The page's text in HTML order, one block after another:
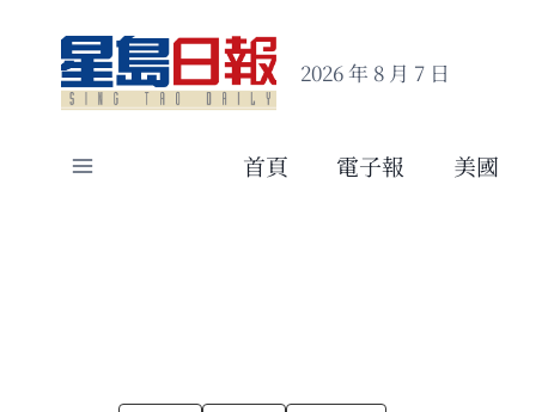
content
2026 年 8 月 7 日
首頁 電子報 美國